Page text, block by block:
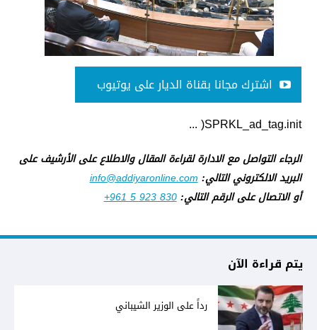
اشترك مجانا بقناة الديار على يوتيوب
SPRKL_ad_tag.init( ...
الرجاء التواصل مع الادارة لقراءة المقال والاطلاع على الأرشيف على
البريد الالكتروني التالي:info@addiyaronline.com
أو الاتصال على الرقم التالي:+961 5 923 830
يتم قراءة الآن
رداً على الوزير الشيباني